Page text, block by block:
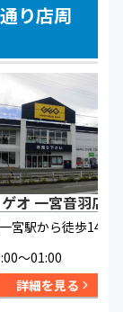
り店周
ゲオ 一宮音羽店
宮駅から徒歩14分
〜01:00
詳細を見る